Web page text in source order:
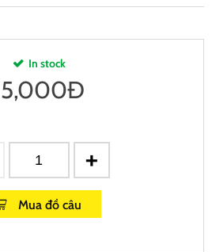
In stock
Đ
Mua đồ câu